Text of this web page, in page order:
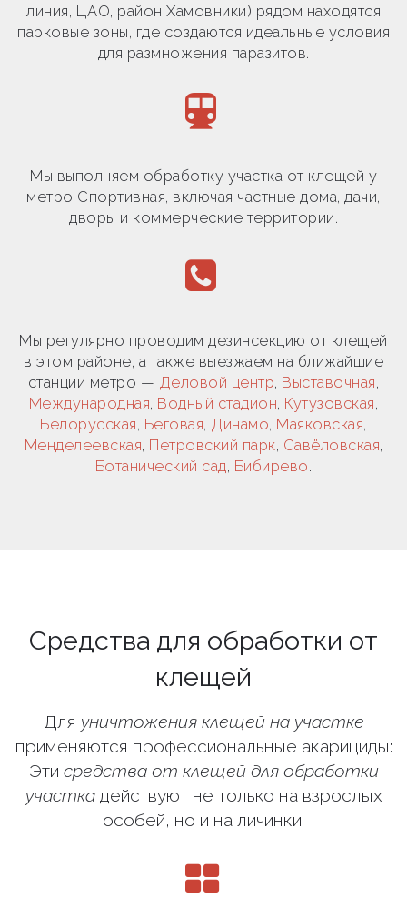
линия, ЦАО, район Хамовники) рядом находятся
парковые зоны, где создаются идеальные условия
для размножения паразитов.
Мы выполняем обработку участка от клещей у
метро Спортивная, включая частные дома, дачи,
дворы и коммерческие территории.
Мы регулярно проводим дезинсекцию от клещей
в этом районе, а также выезжаем на ближайшие
станции метро — Деловой центр, Выставочная,
Международная, Водный стадион, Кутузовская,
Белорусская, Беговая, Динамо, Маяковская,
Менделеевская, Петровский парк, Савёловская,
Ботанический сад, Бибирево.
Средства для обработки от
клещей
Для уничтожения клещей на участке
применяются профессиональные акарициды:
Эти средства от клещей для обработки
участкадействуют не только на взрослых
особей, но и на личинки.